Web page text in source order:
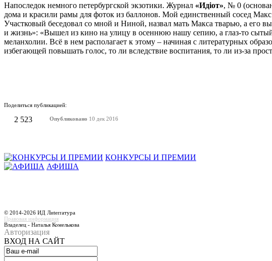
Напоследок немного петербургской экзотики. Журнал «Идiот», № 0
дома и красили рамы для фоток из баллонов. Мой единственный сосед
Участковый беседовал со мной и Ниной, назвал мать Макса тварью, а его
и жизнь»: «Вышел из кино на улицу в осеннюю нашу сепию, а глаз-то
меланхолии. Всё в нем располагает к этому – начиная с литературных
избегающей повышать голос, то ли вследствие воспитания, то ли из-за
Поделиться публикацией:
2 523 Опубликовано 10 дек 2016
КОНКУРСЫ И ПРЕМИИ
АФИША
© 2014-2026 ИД Лиterraтура
Правовая информация
Владелец - Наталья Комелькова
Авторизация
ВХОД НА САЙТ